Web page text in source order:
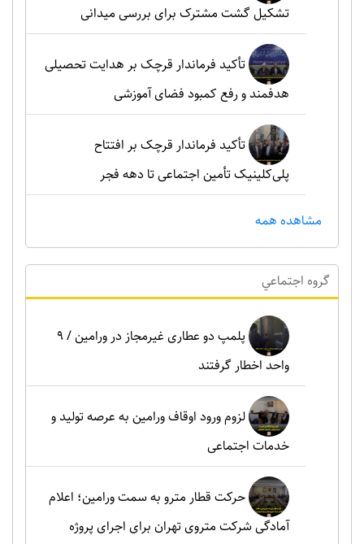
تشکیل گشت مشترک برای بررسی میدانی
تأکید فرماندار قرچک بر هدایت تحصیلی
هدفمند و رفع کمبود فضای آموزشی
تأکید فرماندار قرچک بر افتتاح
پلی‌کلینیک تأمین اجتماعی تا دهه فجر
مشاهده همه
گروه اجتماعي
پلمپ دو عطاری غیرمجاز در ورامین / ۹
واحد اخطار گرفتند
لزوم ورود اوقاف ورامین به عرصه تولید و
خدمات اجتماعی
حرکت قطار مترو به سمت ورامین؛ اعلام
آمادگی شرکت متروی تهران برای اجرای پروژه